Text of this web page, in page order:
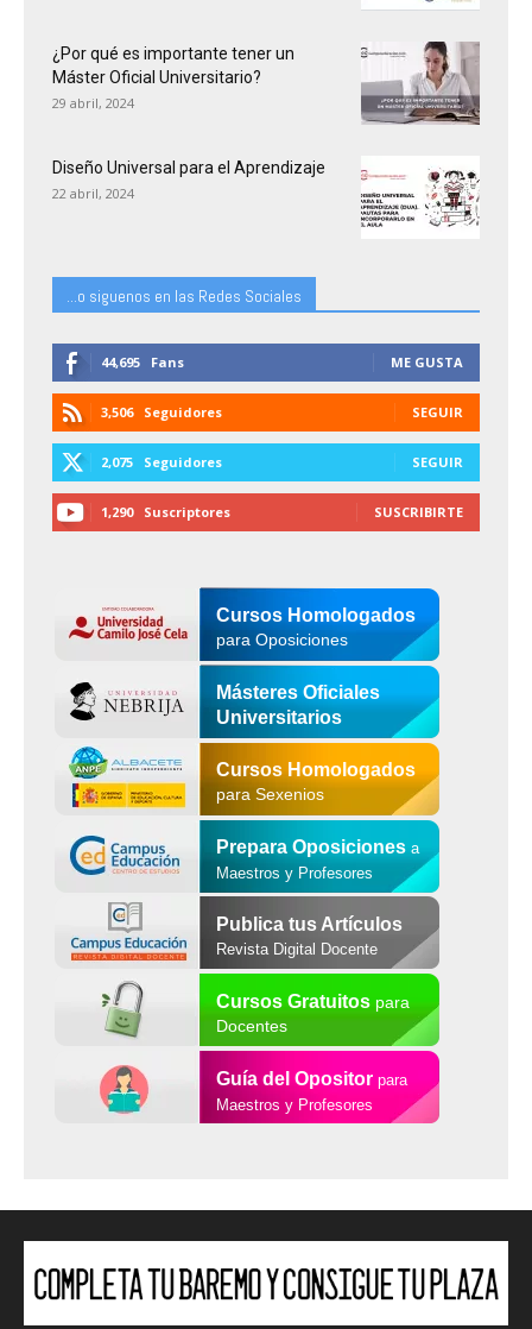
¿Por qué es importante tener un
Máster Oficial Universitario?
29 abril, 2024
Diseño Universal para el Aprendizaje
22 abril, 2024
...o siguenos en las Redes Sociales
44,695 Fans ME GUSTA
3,506 Seguidores SEGUIR
2,075 Seguidores SEGUIR
1,290 Suscriptores SUSCRIBIRTE
Cursos Homologados
para Oposiciones
Másteres Oficiales
Universitarios
Cursos Homologados
para Sexenios
Prepara Oposiciones a
Maestros y Profesores
Publica tus Artículos
Revista Digital Docente
Cursos Gratuitospara
Docentes
Guía del Opositor para
Maestros y Profesores